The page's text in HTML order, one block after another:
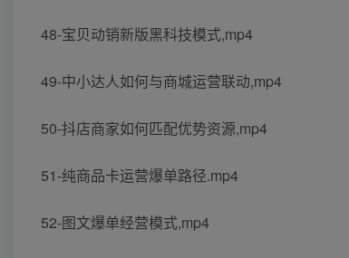
48-宝贝动销新版黑科技模式,mp4
49-中小达人如何与商城运营联动,mp4
50-抖店商家如何匹配优势资源,mp4
51-纯商品卡运营爆单路径.mp4
52-图文爆单经营模式,mp4